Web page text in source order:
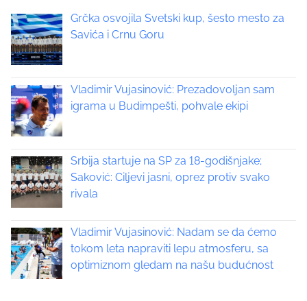
o
s
t
n
:
s
t
s
n
a
i
g
a
t
Grčka osvojila Svetski kup, šesto mesto za
Savića i Crnu Goru
Vladimir Vujasinović: Prezadovoljan sam
igrama u Budimpešti, pohvale ekipi
Srbija startuje na SP za 18-godišnjake;
Saković: Ciljevi jasni, oprez protiv svako
rivala
Vladimir Vujasinović: Nadam se da ćemo
tokom leta napraviti lepu atmosferu, sa
optimiznom gledam na našu budućnost